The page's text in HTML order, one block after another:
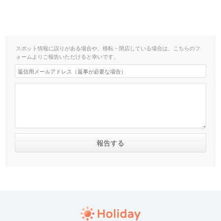
スポット情報に誤りがある場合や、移転・閉店している場合は、こちらのフ
ォームよりご報告いただけると幸いです。